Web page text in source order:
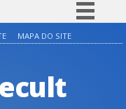
Simplifique!
Participe
à informação
MAPA DO SITE